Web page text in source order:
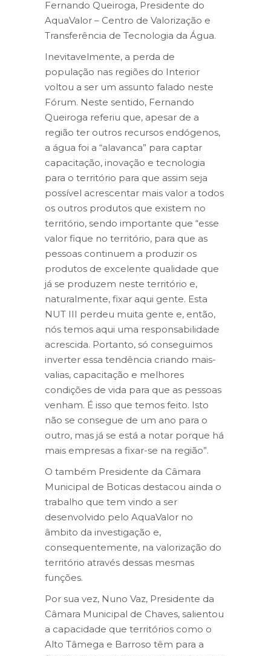
Fernando Queiroga, Presidente do
AquaValor – Centro de Valorização e
Transferência de Tecnologia da Água.
Inevitavelmente, a perda de
população nas regiões do Interior
voltou a ser um assunto falado neste
Fórum. Neste sentido, Fernando
Queiroga referiu que, apesar de a
região ter outros recursos endógenos,
a água foi a “alavanca” para captar
capacitação, inovação e tecnologia
para o território para que assim seja
possível acrescentar mais valor a todos
os outros produtos que existem no
território, sendo importante que “esse
valor fique no território, para que as
pessoas continuem a produzir os
produtos de excelente qualidade que
já se produzem neste território e,
naturalmente, fixar aqui gente. Esta
NUT III perdeu muita gente e, então,
nós temos aqui uma responsabilidade
acrescida. Portanto, só conseguimos
inverter essa tendência criando mais-
valias, capacitação e melhores
condições de vida para que as pessoas
venham. É isso que temos feito. Isto
não se consegue de um ano para o
outro, mas já se está a notar porque há
mais empresas a fixar-se na região”.
O também Presidente da Câmara
Municipal de Boticas destacou ainda o
trabalho que tem vindo a ser
desenvolvido pelo AquaValor no
âmbito da investigação e,
consequentemente, na valorização do
território através dessas mesmas
funções.
Por sua vez, Nuno Vaz, Presidente da
Câmara Municipal de Chaves, salientou
a capacidade que territórios como o
Alto Tâmega e Barroso têm para a